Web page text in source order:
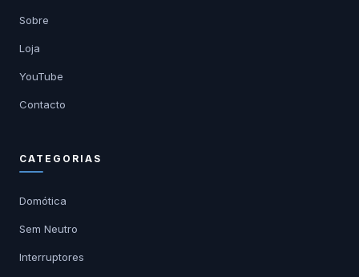
Sobre
Loja
YouTube
Contacto
CATEGORIAS
Domótica
Sem Neutro
Interruptores